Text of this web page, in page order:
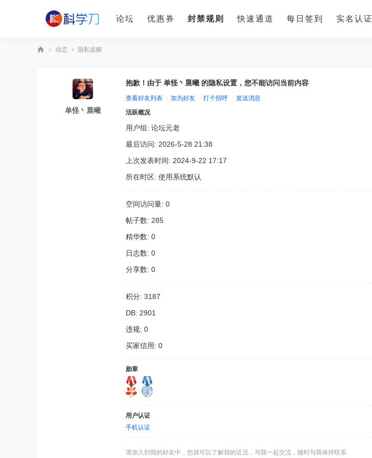
论坛 优惠券 封禁规则 快速通道 每日签到 实名认证
› 动态 › 隐私提醒
单怪丶晨曦
抱歉！由于 单怪丶晨曦 的隐私设置，您不能访问当前内容
查看好友列表 加为好友 打个招呼
发送消息
活跃概况
用户组: 论坛元老
最后访问: 2026-5-28 21:38
上次发表时间: 2024-9-22 17:17
所在时区: 使用系统默认
空间访问量: 0
帖子数: 285
精华数: 0
日志数: 0
分享数: 0
积分: 3187
DB: 2901
违规: 0
买家信用: 0
勋章
用户认证
手机认证
请加入到我的好友中，您就可以了解我的近况，与我一起交流，随时与我保持联系